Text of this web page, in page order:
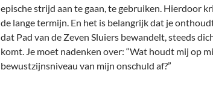
epische strijd aan te gaan, te gebruiken. Hierdoor
de lange termijn. En het is belangrijk dat je
dat Pad van de Zeven Sluiers bewandelt, steeds
komt. Je moet nadenken over: “Wat houdt mij op
bewustzijnsniveau van mijn onschuld af?”